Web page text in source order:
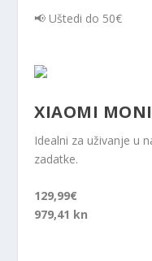
📢 Uštedi do 50€
XIAOMI
Idealni za uživanje u
zadatke.
129,99€
979,41 kn